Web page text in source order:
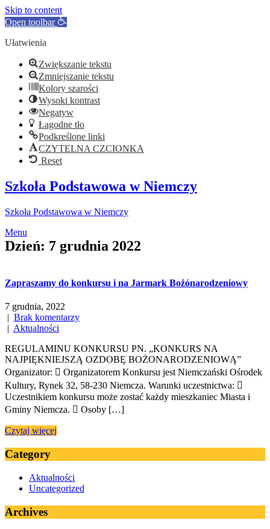
Skip to content
Open toolbar
Ułatwienia
Zwiększanie tekstu
Zmniejszanie tekstu
Kolory szarości
Wysoki kontrast
Negatyw
Łagodne tło
Podkreślone linki
CZYTELNA CZCIONKA
Reset
Szkoła Podstawowa w Niemczy
Szkoła Podstawowa w Niemczy
Menu
Dzień: 7 grudnia 2022
Zapraszamy do konkursu i na Jarmark Bożónarodzeniowy
7 grudnia, 2022
| Brak komentarzy
| Aktualności
REGULAMINU KONKURSU PN. „KONKURS NA
NAJPIĘKNIEJSZĄ OZDOBĘ BOŻONARODZENIOWĄ”
Organizator:  Organizatorem Konkursu jest Niemczański Ośrodek
Kultury, Rynek 32, 58-230 Niemcza. Warunki uczestnictwa: 
Uczestnikiem konkursu może zostać każdy mieszkaniec Miasta i
Gminy Niemcza.  Osoby […]
Czytaj więcej
Category
Aktualności
Uncategorized
Archives